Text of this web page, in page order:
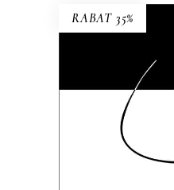
RABAT 35%
BIEGNIJ,
To
intymnych
z systemem i